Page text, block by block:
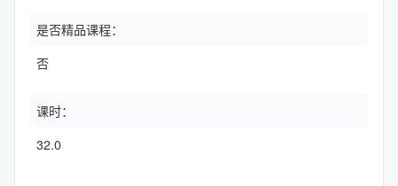
是否精品课程：
否
课时：
32.0